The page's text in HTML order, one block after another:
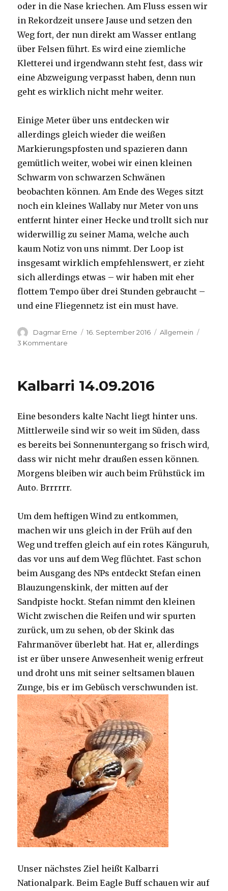
oder in die Nase kriechen. Am Fluss essen wir
in Rekordzeit unsere Jause und setzen den
Weg fort, der nun direkt am Wasser entlang
über Felsen führt. Es wird eine ziemliche
Kletterei und irgendwann steht fest, dass wir
eine Abzweigung verpasst haben, denn nun
geht es wirklich nicht mehr weiter.
Einige Meter über uns entdecken wir
allerdings gleich wieder die weißen
Markierungspfosten und spazieren dann
gemütlich weiter, wobei wir einen kleinen
Schwarm von schwarzen Schwänen
beobachten können. Am Ende des Weges sitzt
noch ein kleines Wallaby nur Meter von uns
entfernt hinter einer Hecke und trollt sich nur
widerwillig zu seiner Mama, welche auch
kaum Notiz von uns nimmt. Der Loop ist
insgesamt wirklich empfehlenswert, er zieht
sich allerdings etwas – wir haben mit eher
flottem Tempo über drei Stunden gebraucht –
und eine Fliegennetz ist ein must have.
Autor
Dagmar Erne
Veröffentlicht
16. September 2016 Kategorien
Allgemein
3 Kommentare
Kalbarri 14.09.2016
Eine besonders kalte Nacht liegt hinter uns.
Mittlerweile sind wir so weit im Süden, dass
es bereits bei Sonnenuntergang so frisch wird,
dass wir nicht mehr draußen essen können.
Morgens bleiben wir auch beim Frühstück im
Auto. Brrrrrr.
Um dem heftigen Wind zu entkommen,
machen wir uns gleich in der Früh auf den
Weg und treffen gleich auf ein rotes Känguruh,
das vor uns auf dem Weg flüchtet. Fast schon
beim Ausgang des NPs entdeckt Stefan einen
Blauzungenskink, der mitten auf der
Sandpiste hockt. Stefan nimmt den kleinen
Wicht zwischen die Reifen und wir spurten
zurück, um zu sehen, ob der Skink das
Fahrmanöver überlebt hat. Hat er, allerdings
ist er über unsere Anwesenheit wenig erfreut
und droht uns mit seiner seltsamen blauen
Zunge, bis er im Gebüsch verschwunden ist.
Unser nächstes Ziel heißt Kalbarri
Nationalpark. Beim Eagle Buff schauen wir auf